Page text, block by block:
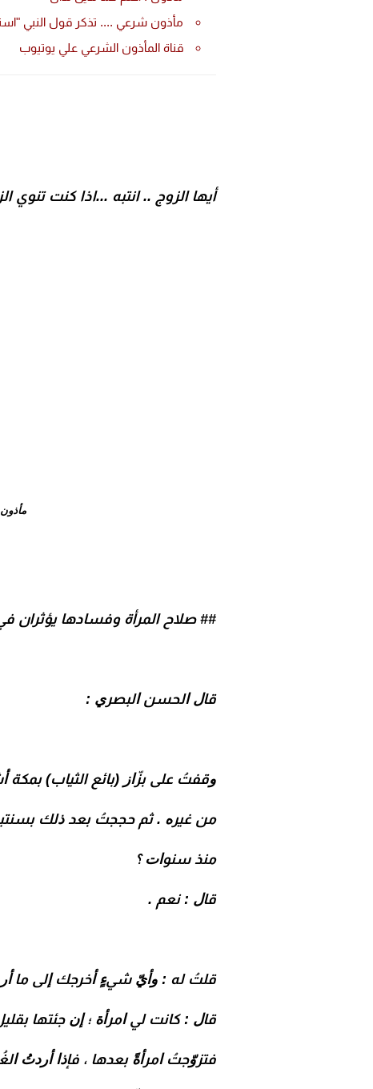
مأذون شرعي .... تذكر قول النبي
قناة المأذون الشرعي علي يوتيوب
أيها الزوج .. انتبه ...اذا كنت تنوي
## صلاح المرأة وفسادها يؤثران
ﻗﺎﻝ ﺍﻟﺤﺴﻦ ﺍﻟﺒﺼﺮﻱ :
ﻭﻗﻔﺖُ ﻋﻠﻰ ﺑﺰّﺍﺯ (بائع الثياب)
ﻣﻦ ﻏﻴﺮﻩ . ﺛﻢ ﺣﺠﺠﺖُ ﺑﻌﺪ ﺫﻟﻚ
ﻣﻨﺬ ﺳﻨﻮﺍﺕ ؟
ﻗﺎﻝ : ﻧﻌﻢ .
ﻗﻠﺖُ ﻟﻪ : ﻭﺃﻱّ ﺷﻲﺀٍ ﺃﺧﺮﺟﻚ ﺇﻟﻰ ﻣﺎ
ﻗﺎﻝ : ﻛﺎﻧﺖ ﻟﻲ ﺍﻣﺮﺃﺓ ؛ ﺇﻥ ﺟﺌﺘﻬﺎ
ﻓﺘﺰﻭّﺟﺖُ ﺍﻣﺮﺃﺓً ﺑﻌﺪﻫﺎ ، ﻓﺈﺫﺍ ﺃﺭﺩﺕُ